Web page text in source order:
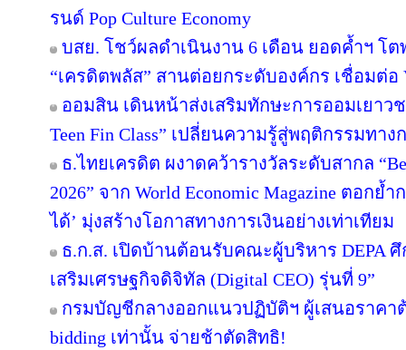
รนด์ Pop Culture Economy
บสย. โชว์ผลดำเนินงาน 6 เดือน ยอดค้ำฯ โต
“เครดิตพลัส” สานต่อยกระดับองค์กร เชื่อมต่อ
ออมสิน เดินหน้าส่งเสริมทักษะการออมเยาว
Teen Fin Class” เปลี่ยนความรู้สู่พฤติกรรมทา
ธ.ไทยเครดิต ผงาดคว้ารางวัลระดับสากล
2026” จาก World Economic Magazine ตอก
ได้’ มุ่งสร้างโอกาสทางการเงินอย่างเท่าเทียม
ธ.ก.ส. เปิดบ้านต้อนรับคณะผู้บริหาร DEPA
เสริมเศรษฐกิจดิจิทัล (Digital CEO) รุ่นที่ 9”
กรมบัญชีกลางออกแนวปฏิบัติฯ ผู้เสนอราคา
bidding เท่านั้น จ่ายช้าตัดสิทธิ!